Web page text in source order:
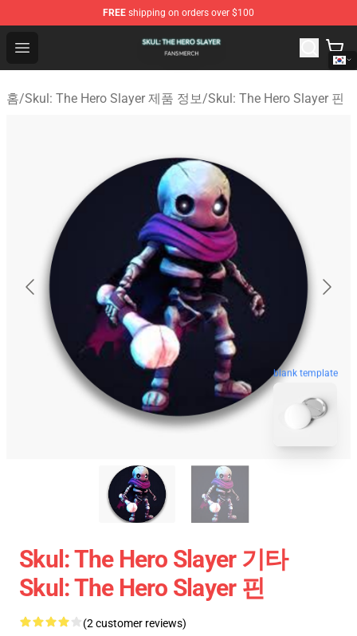
FREE shipping on orders over $100
Open menu
Skul: The Hero Slayer Shop - Official Skul: The Hero
홈/Skul: The Hero Slayer 제품 정보/Skul: The Hero Slayer 핀
blank template
Skul: The Hero Slayer 기타
Skul: The Hero Slayer 핀
(2 customer reviews)